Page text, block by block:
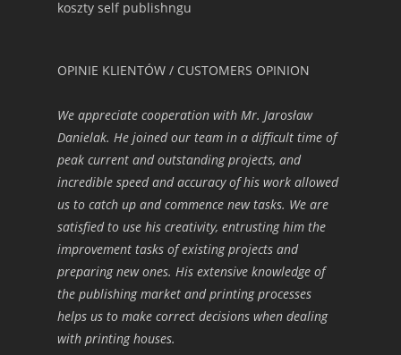
koszty self publishngu
OPINIE KLIENTÓW / CUSTOMERS OPINION
We appreciate cooperation with Mr. Jarosław
Danielak. He joined our team in a difficult time of
peak current and outstanding projects, and
incredible speed and accuracy of his work allowed
us to catch up and commence new tasks. We are
satisfied to use his creativity, entrusting him the
improvement tasks of existing projects and
preparing new ones. His extensive knowledge of
the publishing market and printing processes
helps us to make correct decisions when dealing
with printing houses.